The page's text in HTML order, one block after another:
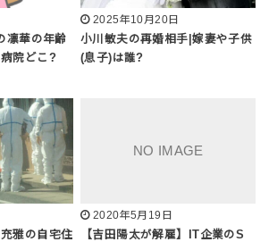
凛華の年齢
院どこ?
2025年10月20日
小川敏夫の再婚相手|嫁妻や子供
(息子)は誰?
雅の自宅住
2020年5月19日
【吉田陽太が解雇】IT企業のS